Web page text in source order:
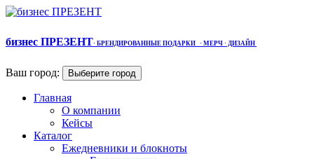
бизнес ПРЕЗЕНТ· БРЕНДИРОВАННЫЕ ПОДАРКИ · МЕРЧ · ДИЗАЙН
Ваш город: Выберите город
Главная
О компании
Кейсы
Каталог
Ежедневники и блокноты